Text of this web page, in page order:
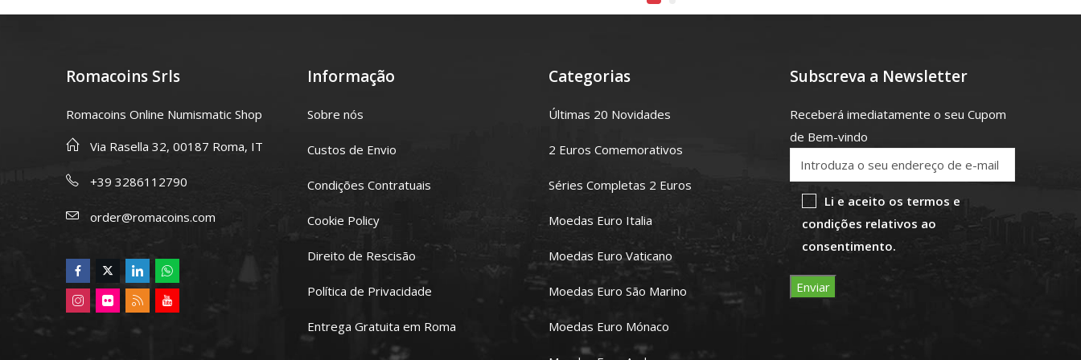
Romacoins Srls
Romacoins Online Numismatic Shop
Via Rasella 32, 00187 Roma, IT
+39 3286112790
order@romacoins.com
Informação
Sobre nós
Custos de Envio
Condições Contratuais
Cookie Policy
Direito de Rescisão
Política de Privacidade
Entrega Gratuita em Roma
Categorias
Últimas 20 Novidades
2 Euros Comemorativos
Séries Completas 2 Euros
Moedas Euro Italia
Moedas Euro Vaticano
Moedas Euro São Marino
Moedas Euro Mónaco
Subscreva a Newsletter
Receberá imediatamente o seu Cupom
de Bem-vindo
Li e aceito os termos e
condições relativos ao
consentimento.